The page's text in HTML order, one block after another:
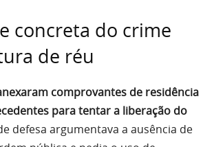
concreta do crime
de réu
comprovantes de residência
para tentar a liberação do
defesa argumentava a ausência de